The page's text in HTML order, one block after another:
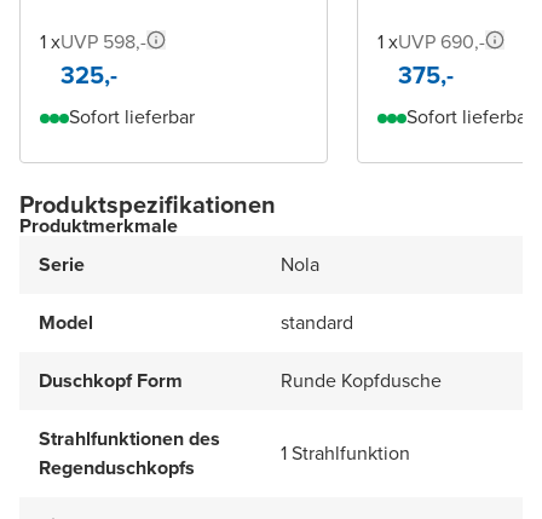
1 xUVP 598,-
325,-
Sofort lieferbar
1 xUVP 690,-
375,-
Sofort lieferbar
Produktspezifikationen
Produktmerkmale
Serie
Nola
Model standard
Duschkopf Form Runde Kopfdusche
Strahlfunktionen des
Regenduschkopfs
1 Strahlfunktion